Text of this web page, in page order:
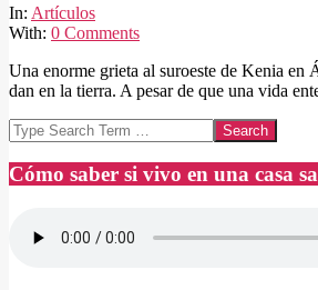
14
In: Artículos
With: 0 Comments
Una enorme grieta al suroeste de Kenia en
dan en la tierra. A pesar de que una vida
Search
Cómo saber si vivo en una casa